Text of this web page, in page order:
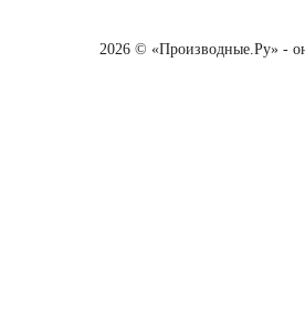
2026 © «Производные.Ру» -